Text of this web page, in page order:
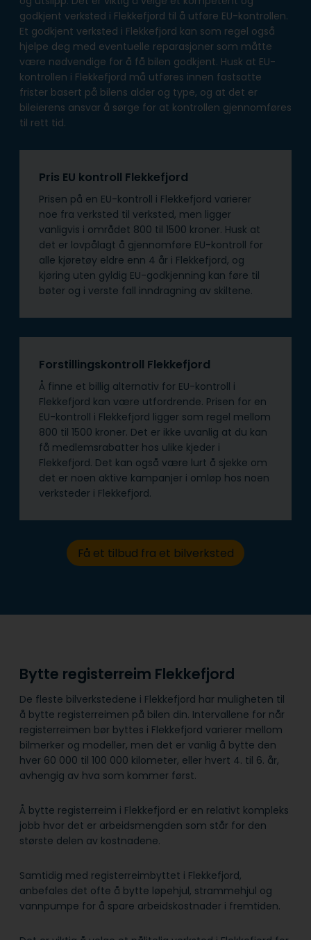
godkjent verksted i Flekkefjord til å utføre EU-kontrollen.
Et godkjent verksted i Flekkefjord kan som regel også
hjelpe deg med eventuelle reparasjoner som måtte
være nødvendige for å få bilen godkjent. Husk at EU-
kontrollen i Flekkefjord må utføres innen fastsatte
frister basert på bilens alder og type, og at det er
bileierens ansvar å sørge for at kontrollen gjennomføres
til rett tid.
Pris EU kontroll Flekkefjord
Prisen på en EU-kontroll i Flekkefjord varierer
noe fra verksted til verksted, men ligger
vanligvis i området 800 til 1500 kroner. Husk at
det er lovpålagt å gjennomføre EU-kontroll for
alle kjøretøy eldre enn 4 år i Flekkefjord, og
kjøring uten gyldig EU-godkjenning kan føre til
bøter og i verste fall inndragning av skiltene.
Forstillingskontroll Flekkefjord
Å finne et billig alternativ for EU-kontroll i
Flekkefjord kan være utfordrende. Prisen for en
EU-kontroll i Flekkefjord ligger som regel mellom
800 til 1500 kroner. Det er ikke uvanlig at du kan
få medlemsrabatter hos ulike kjeder i
Flekkefjord. Det kan også være lurt å sjekke om
det er noen aktive kampanjer i omløp hos noen
verksteder i Flekkefjord.
Få et tilbud fra et bilverksted
Bytte registerreim Flekkefjord
De fleste bilverkstedene i Flekkefjord har muligheten til
å bytte registerreimen på bilen din. Intervallene for når
registerreimen bør byttes i Flekkefjord varierer mellom
bilmerker og modeller, men det er vanlig å bytte den
hver 60 000 til 100 000 kilometer, eller hvert 4. til 6. år,
avhengig av hva som kommer først.
Å bytte registerreim i Flekkefjord er en relativt kompleks
jobb hvor det er arbeidsmengden som står for den
største delen av kostnadene.
Samtidig med registerreimbyttet i Flekkefjord,
anbefales det ofte å bytte løpehjul, strammehjul og
vannpumpe for å spare arbeidskostnader i fremtiden.